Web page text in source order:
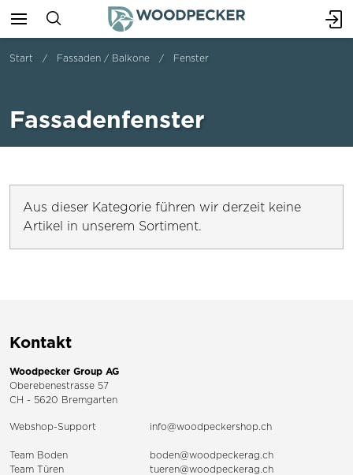
Start Fassaden / Balkone Fenster
Fassadenfenster
Aus dieser Kategorie führen wir derzeit keine
Artikel in unserem Sortiment.
Kontakt
Woodpecker Group AG
Oberebenestrasse 57
CH - 5620 Bremgarten
Webshop-Support info@woodpeckershop.ch
Team Boden
boden@woodpeckerag.ch
Team Türen
tueren@woodpeckerag.ch